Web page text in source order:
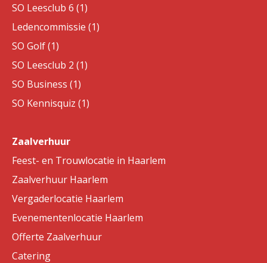
SO Leesclub 6 (1)
Ledencommissie (1)
SO Golf (1)
SO Leesclub 2 (1)
SO Business (1)
SO Kennisquiz (1)
Zaalverhuur
Feest- en Trouwlocatie in Haarlem
Zaalverhuur Haarlem
Vergaderlocatie Haarlem
Evenementenlocatie Haarlem
Offerte Zaalverhuur
Catering